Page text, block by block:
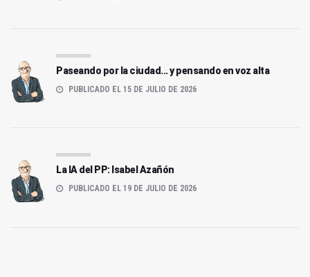
Paseando por la ciudad... y pensando en voz alta
PUBLICADO EL 15 DE JULIO DE 2026
La IA del PP: Isabel Azañón
PUBLICADO EL 19 DE JULIO DE 2026